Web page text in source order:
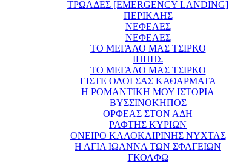
ΤΡΩΑΔΕΣ [EMERGENCY LANDING]
ΠΕΡΙΚΛΗΣ
ΝΕΦΕΛΕΣ
ΝΕΦΕΛΕΣ
ΤΟ ΜΕΓΑΛΟ ΜΑΣ ΤΣΙΡΚΟ
ΙΠΠΗΣ
ΤΟ ΜΕΓΑΛΟ ΜΑΣ ΤΣΙΡΚΟ
ΕΙΣΤΕ ΟΛΟΙ ΣΑΣ ΚΑΘΑΡΜΑΤΑ
Η ΡΟΜΑΝΤΙΚΗ ΜΟΥ ΙΣΤΟΡΙΑ
ΒΥΣΣΙΝΟΚΗΠΟΣ
ΟΡΦΕΑΣ ΣΤΟΝ ΑΔΗ
ΡΑΦΤΗΣ ΚΥΡΙΩΝ
ΟΝΕΙΡΟ ΚΑΛΟΚΑΙΡΙΝΗΣ ΝΥΧΤΑΣ
Η ΑΓΙΑ ΙΩΑΝΝΑ ΤΩΝ ΣΦΑΓΕΙΩΝ
ΓΚΟΛΦΩ